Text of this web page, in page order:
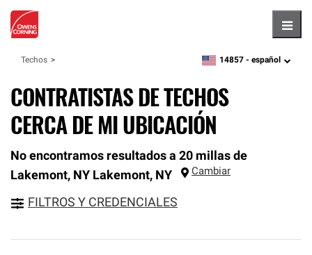
Techos zipcode,language
14857 - español
CONTRATISTAS DE TECHOS
CERCA DE MI UBICACIÓN
No encontramos resultados a 20 millas de
Lakemont, NY Lakemont, NY Cambiar
FILTROS Y CREDENCIALES